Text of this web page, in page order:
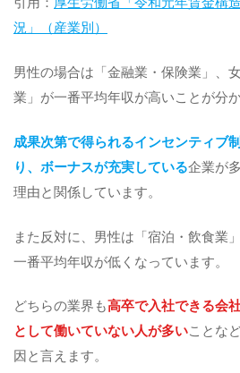
況」（産業別）
男性の場合は「金融業・保険業」、
業」が一番平均年収が高いことが分
成果次第で得られるインセンティブ
り、ボーナスが充実している企業が
理由と関係しています。
また反対に、男性は「宿泊・飲食業
一番平均年収が低くなっています。
どちらの業界も高卒で入社できる会
として働いていない人が多いことな
因と言えます。